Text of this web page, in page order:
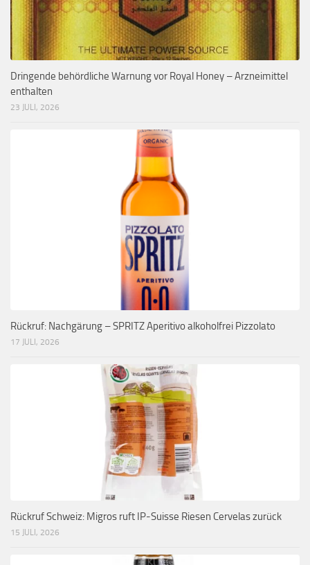
Dringende behördliche Warnung vor Royal Honey – Arzneimittel
enthalten
23 JULI, 2026
Rückruf: Nachgärung – SPRITZ Aperitivo alkoholfrei Pizzolato
17 JULI, 2026
Rückruf Schweiz: Migros ruft IP-Suisse Riesen Cervelas zurück
15 JULI, 2026